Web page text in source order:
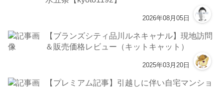
2026年08月05日
【ブランズシティ品川ルネキャナル】現地訪問
＆販売価格レビュー（キットキャット）
2025年03月20日
【プレミアム記事】引越しに伴い自宅マンショ